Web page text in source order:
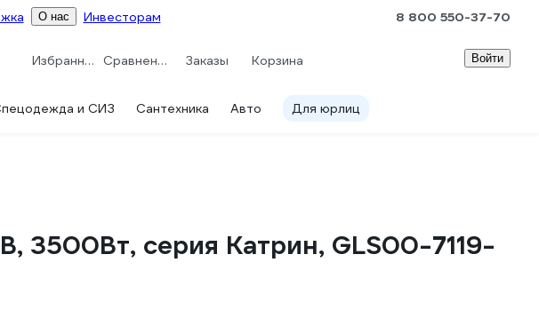
О нас Инвесторам 8 800 550-37-70
Избранное Сравнение Заказы Корзина Войти
и СИЗ Сантехника Авто Для юрлиц
3500Вт, серия Катрин, GLS00-7119-